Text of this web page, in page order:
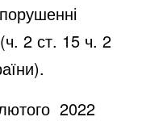
(ч. 2 ст. 15 ч. 2
2022